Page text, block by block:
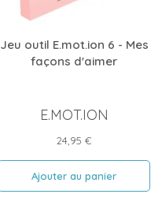
Jeu outil E.mot.ion 6 - Mes
façons d'aimer
E.MOT.ION
Prix
24,95 €
Ajouter au panier